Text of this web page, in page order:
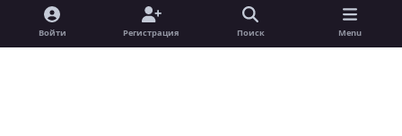
Light ModeDark ModeSystem Preference
v
k
Войти Регистрация Поиск Menu